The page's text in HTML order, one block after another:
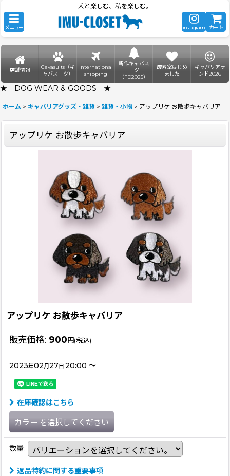
犬と楽しむ、私を楽しむ。
メニュー instagram カート
店舗情報
Cavasuits（キ
ャバスーツ）
International
shipping
新作キャバス
ーツ
（FD2025）
酸素室はじめ
ました
キャバリアラ
ンド2026
★ DOG WEAR & GOODS ★
ホーム > キャバリアグッズ・雑貨 > 雑貨・小物 > アップリケ お散歩キャバリア
アップリケ お散歩キャバリア
アップリケ お散歩キャバリア
販売価格: 900円(税込)
2023年02月 27日 20:00 ～
在庫確認はこちら
カラー を選択してください
数量:
返品特約に関する重要事項